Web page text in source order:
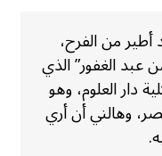
أطير من الفرح،
عبد الغفور” الذي
دار العلوم، وهو
وهالني أن أري